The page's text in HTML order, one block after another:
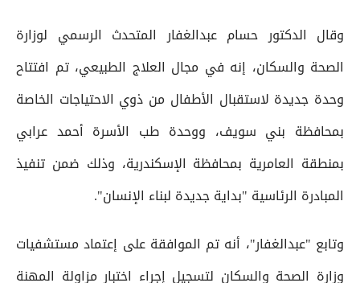
وقال الدكتور حسام عبدالغفار المتحدث الرسمي لوزارة
الصحة والسكان، إنه في مجال العلاج الطبيعي، تم افتتاح
وحدة جديدة لاستقبال الأطفال من ذوي الاحتياجات الخاصة
بمحافظة بني سويف، ووحدة طب الأسرة أحمد عرابي
بمنطقة العامرية بمحافظة الإسكندرية، وذلك ضمن تنفيذ
المبادرة الرئاسية "بداية جديدة لبناء الإنسان".
وتابع "عبدالغفار"، أنه تم الموافقة على إعتماد مستشفيات
وزارة الصحة والسكان لتسجيل إجراء اختبار مزاولة المهنة